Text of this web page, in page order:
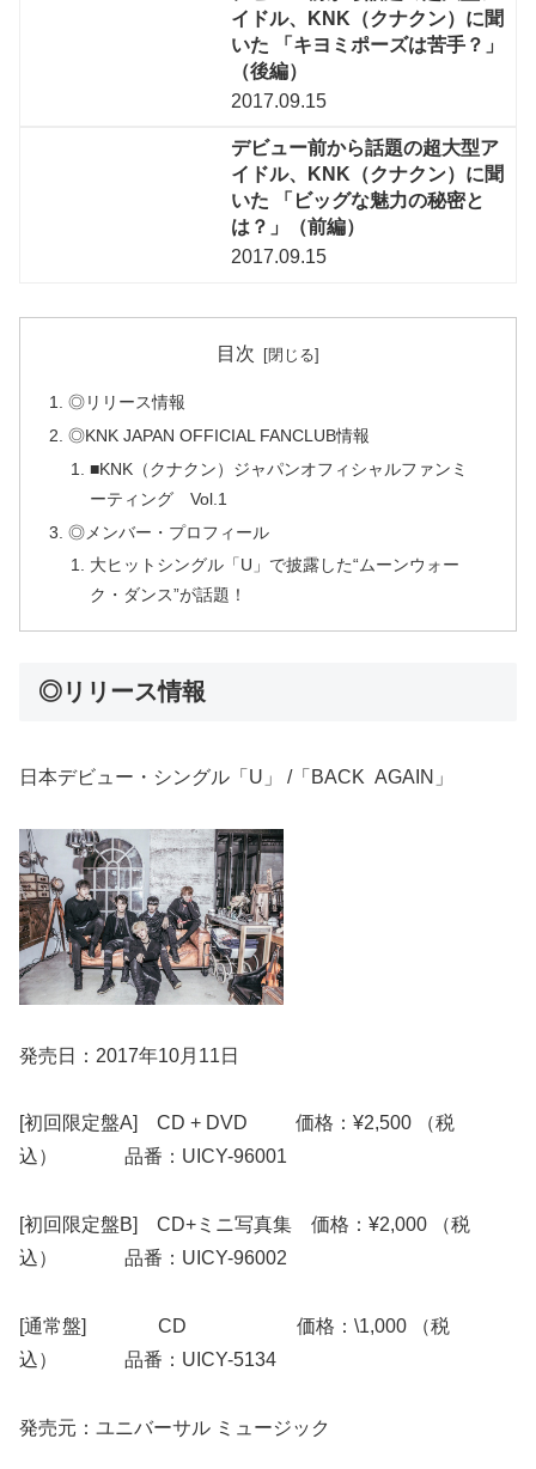
イドル、KNK（クナクン）に聞
いた 「キヨミポーズは苦手？」
（後編）
2017.09.15
デビュー前から話題の超大型ア
イドル、KNK（クナクン）に聞
いた 「ビッグな魅力の秘密と
は？」（前編）
2017.09.15
目次
◎リリース情報
◎KNK JAPAN OFFICIAL FANCLUB情報
■KNK（クナクン）ジャパンオフィシャルファンミ
ーティング Vol.1
◎メンバー・プロフィール
大ヒットシングル「U」で披露した“ムーンウォー
ク・ダンス”が話題！
◎リリース情報
日本デビュー・シングル「U」 /「BACK AGAIN」
発売日：2017年10月11日
[初回限定盤A] CD + DVD 価格：¥2,500 （税
込） 品番：UICY-96001
[初回限定盤B] CD+ミニ写真集 価格：¥2,000 （税
込） 品番：UICY-96002
[通常盤] CD 価格：\1,000 （税
込） 品番：UICY-5134
発売元：ユニバーサル ミュージック